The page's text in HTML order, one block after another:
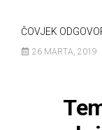
ČOVJEK
26 MARTA, 2019